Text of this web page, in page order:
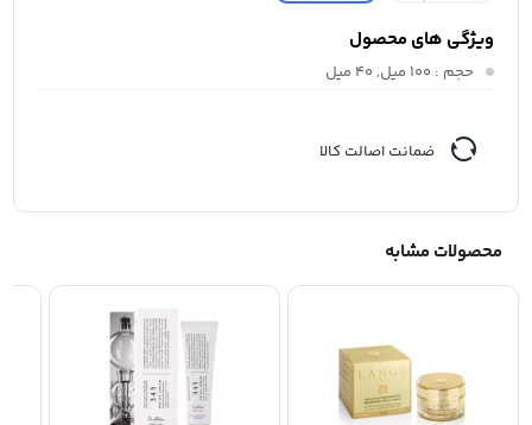
ویژگی های محصول
حجم : 100 میل, 40 میل
ضمانت اصالت کالا
محصولات مشابه